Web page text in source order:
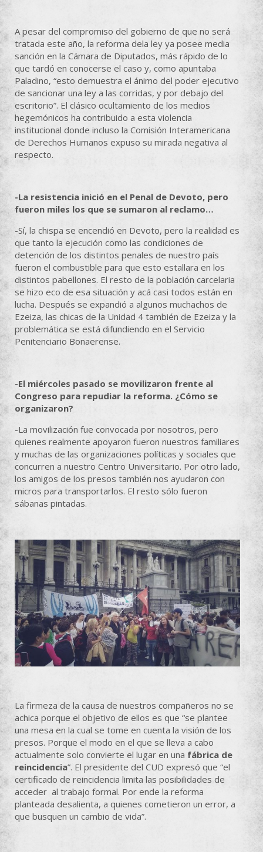
A pesar del compromiso del gobierno de que no será
tratada este año, la reforma dela ley ya posee media
sanción en la Cámara de Diputados, más rápido de lo
que tardó en conocerse el caso y, como apuntaba
Paladino, “esto demuestra el ánimo del poder ejecutivo
de sancionar una ley a las corridas, y por debajo del
escritorio”. El clásico ocultamiento de los medios
hegemónicos ha contribuido a esta violencia
institucional donde incluso la Comisión Interamericana
de Derechos Humanos expuso su mirada negativa al
respecto.
-La resistencia inició en el Penal de Devoto, pero
fueron miles los que se sumaron al reclamo…
-Sí, la chispa se encendió en Devoto, pero la realidad es
que tanto la ejecución como las condiciones de
detención de los distintos penales de nuestro país
fueron el combustible para que esto estallara en los
distintos pabellones. El resto de la población carcelaria
se hizo eco de esa situación y acá casi todos están en
lucha. Después se expandió a algunos muchachos de
Ezeiza, las chicas de la Unidad 4 también de Ezeiza y la
problemática se está difundiendo en el Servicio
Penitenciario Bonaerense.
-El miércoles pasado se movilizaron frente al
Congreso para repudiar la reforma. ¿Cómo se
organizaron?
-La movilización fue convocada por nosotros, pero
quienes realmente apoyaron fueron nuestros familiares
y muchas de las organizaciones políticas y sociales que
concurren a nuestro Centro Universitario. Por otro lado,
los amigos de los presos también nos ayudaron con
micros para transportarlos. El resto sólo fueron
sábanas pintadas.
La firmeza de la causa de nuestros compañeros no se
achica porque el objetivo de ellos es que “se plantee
una mesa en la cual se tome en cuenta la visión de los
presos. Porque el modo en el que se lleva a cabo
actualmente solo convierte el lugar en una fábrica de
reincidencia”. El presidente del CUD expresó que “el
certificado de reincidencia limita las posibilidades de
acceder al trabajo formal. Por ende la reforma
planteada desalienta, a quienes cometieron un error, a
que busquen un cambio de vida”.